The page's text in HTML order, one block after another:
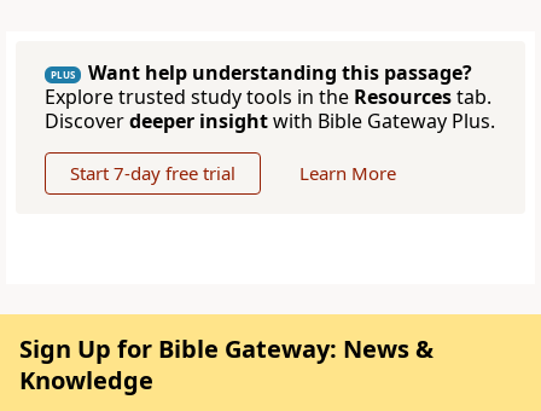
PLUS
Want help understanding this passage?
Explore trusted study tools in the Resourcestab.
Discoverdeeper insightwith Bible Gateway Plus.
Start 7-day free trial Learn More
Sign Up for Bible Gateway: News &
Knowledge